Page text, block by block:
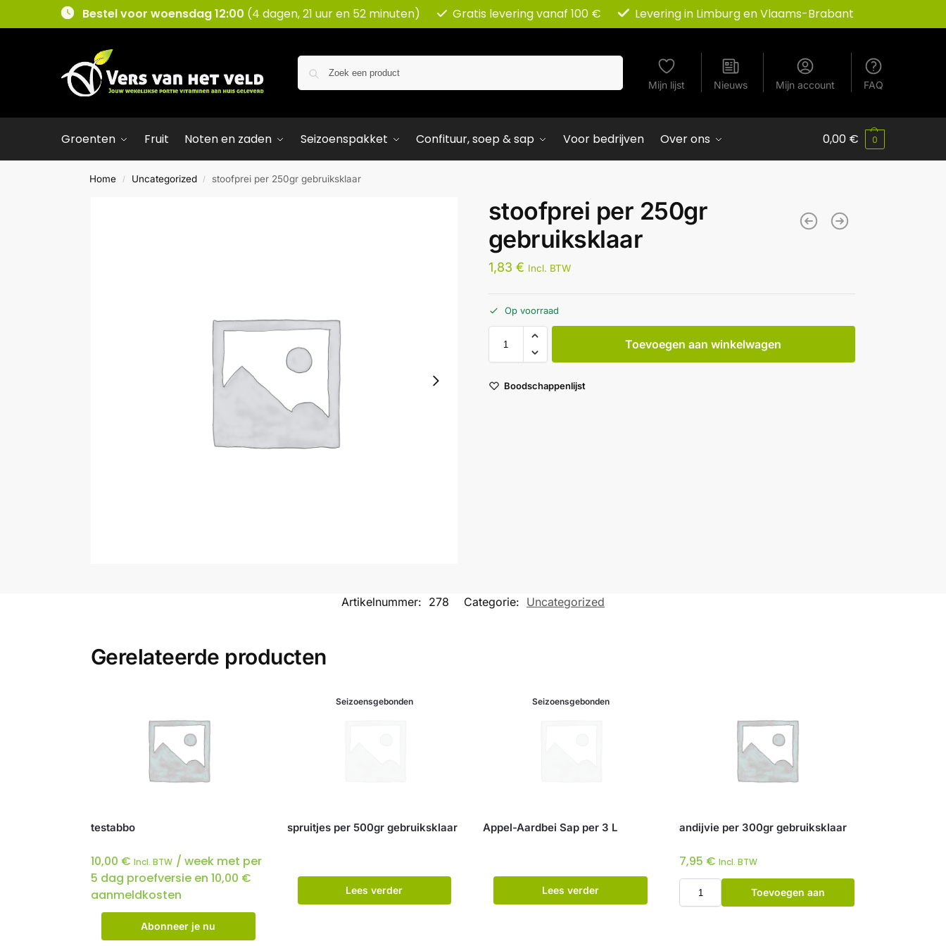
Bestel voor woensdag 12:00 (4 dagen, 21 uur en 52 minuten) Gratis levering vanaf 100 € Levering in Limburg en Vlaams-Brabant
Mijn lijst Nieuws Mijn account FAQ
Groenten Fruit Noten en zaden Seizoenspakket Confituur, soep & sap Voor bedrijven Over ons 0,00 € 0
Home / Uncategorized / stoofprei per 250gr gebruiksklaar
stoofprei per 250gr
gebruiksklaar
1,83 € Incl. BTW
Op voorraad
Toevoegen aan winkelwagen
Boodschappenlijst
Artikelnummer: 278 Categorie: Uncategorized
Gerelateerde producten
testabbo
10,00 € Incl. BTW / week met per
5 dag proefversie en 10,00 €
aanmeldkosten
Abonneer je nu
Seizoensgebonden
spruitjes per 500gr gebruiksklaar
Lees verder
Seizoensgebonden
Appel-Aardbei Sap per 3 L
Lees verder
andijvie per 300gr gebruiksklaar
7,95 € Incl. BTW
Toevoegen aan